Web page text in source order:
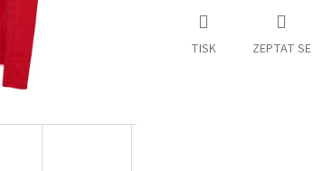
TISK ZEPTAT SE